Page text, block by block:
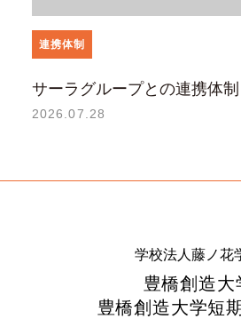
連携体制
サーラグループとの連携体制
2026.07.28
学校法人藤ノ花
豊橋創造大
豊橋創造大学短